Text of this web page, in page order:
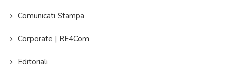
Comunicati Stampa
Corporate | RE4Com
Editoriali